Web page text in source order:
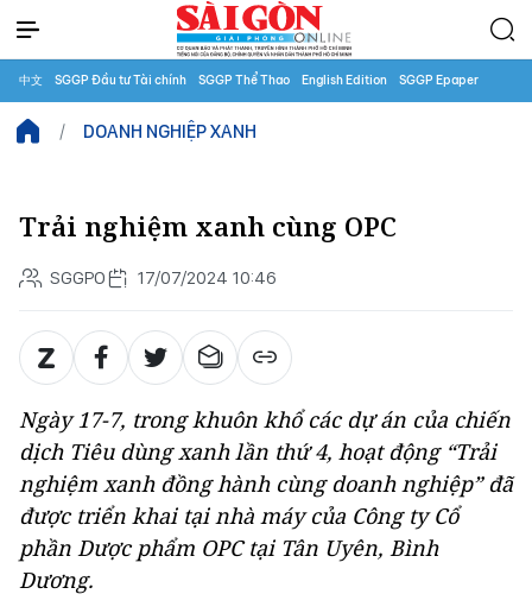
中文 SGGP Đầu tư Tài chính SGGP Thể Thao English Edition SGGP Epaper
DOANH NGHIỆP XANH
Trải nghiệm xanh cùng OPC
SGGPO 17/07/2024 10:46
Ngày 17-7, trong khuôn khổ các dự án của chiến
dịch Tiêu dùng xanh lần thứ 4, hoạt động “Trải
nghiệm xanh đồng hành cùng doanh nghiệp” đã
được triển khai tại nhà máy của Công ty Cổ
phần Dược phẩm OPC tại Tân Uyên, Bình
Dương.